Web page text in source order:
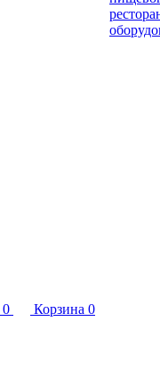
0 Корзина 0